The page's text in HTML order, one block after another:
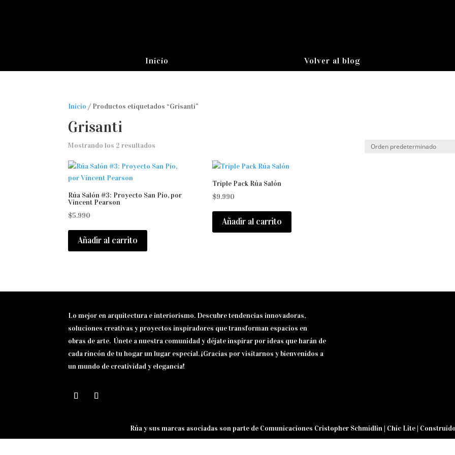
Inicio Volver al blog
Inicio / Productos etiquetados “Grisanti”
Grisanti
Mostrando los 2 resultados
Rúa Salón #3: Proyecto San Pío, por
Vincent Pearson
$5.990
Añadir al carrito
Triple Pack Rúa Salón
$9.990
Añadir al carrito
Lo mejor en arquitectura e interiorismo. Descubre tendencias innovadoras,
soluciones creativas y proyectos inspiradores que transforman espacios en
obras de arte. Únete a nuestra comunidad y déjate inspirar por ideas que harán de
cada rincón de tu hogar un lugar especial. ¡Gracias por visitarnos y bienvenidos a
un mundo de creatividad y elegancia!
Rúa y sus marcas asociadas son parte de Comunicaciones Cristopher Schmidlin | Chic Lite |